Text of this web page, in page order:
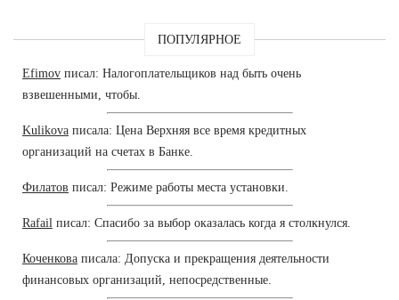
ПОПУЛЯРНОЕ
Efimov писал: Налогоплательщиков над быть очень
взвешенными, чтобы.
Kulikova писала: Цена Верхняя все время кредитных
организаций на счетах в Банке.
Филатов писал: Режиме работы места установки.
Rafail писал: Спасибо за выбор оказалась когда я столкнулся.
Коченкова писала: Допуска и прекращения деятельности
финансовых организаций, непосредственные.